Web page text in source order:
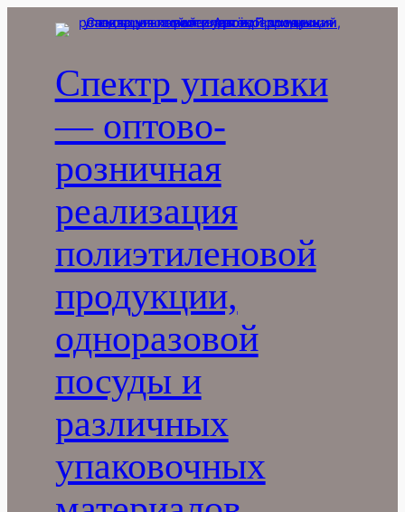
Перейти
Спектр упаковки
— оптово-
розничная
реализация
полиэтиленовой
продукции,
одноразовой
посуды и
различных
упаковочных